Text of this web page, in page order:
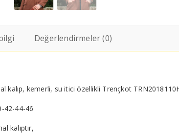
Değerlendirmeler (0)
kalıp, kemerli, su itici özellikli Trençkot
42-44-46
kalıptır,